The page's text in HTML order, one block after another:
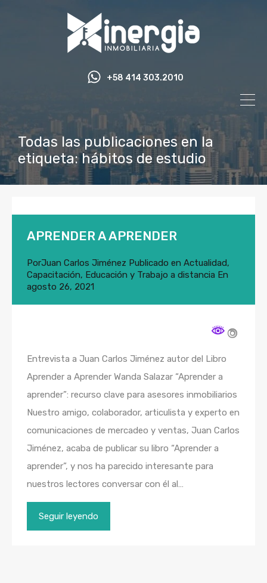
+58 414 303.2010
Todas las publicaciones en la
etiqueta: hábitos de estudio
APRENDER A APRENDER
PorJuan Carlos Jiménez Publicado en Actualidad,
Capacitación, Educación y Trabajo a distancia En
agosto 26, 2021
Entrevista a Juan Carlos Jiménez autor del Libro
Aprender a Aprender Wanda Salazar “Aprender a
aprender”: recurso clave para asesores inmobiliarios
Nuestro amigo, colaborador, articulista y experto en
comunicaciones de mercadeo y ventas, Juan Carlos
Jiménez, acaba de publicar su libro “Aprender a
aprender”, y nos ha parecido interesante para
nuestros lectores conversar con él al…
Seguir leyendo